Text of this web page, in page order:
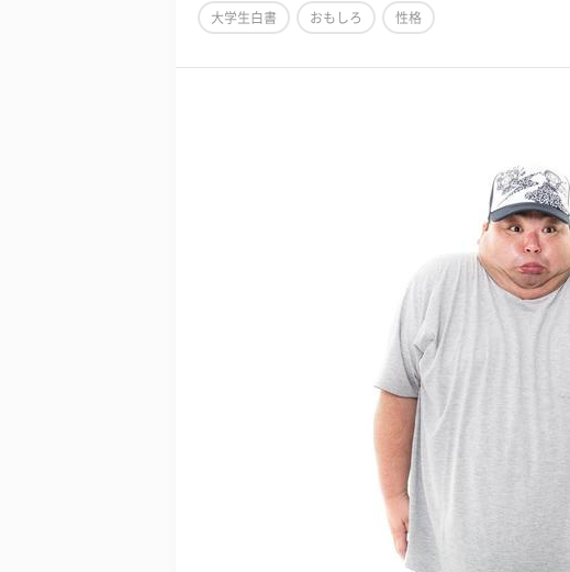
大学生白書 おもしろ 性格